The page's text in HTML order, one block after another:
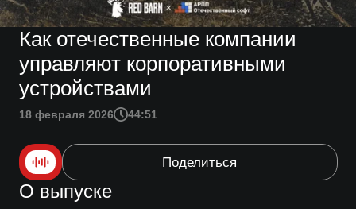
Как отечественные компании
управляют корпоративными
устройствами
18 февраля 2026 44:51
Поделиться
О выпуске